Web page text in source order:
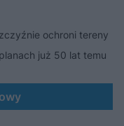
ochroni tereny
już 50 lat temu